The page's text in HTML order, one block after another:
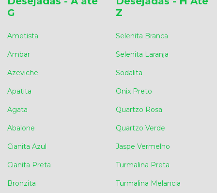
G
Ametista
Ambar
Azeviche
Apatita
Agata
Abalone
Cianita Azul
Cianita Preta
Bronzita
Z
Selenita Branca
Selenita Laranja
Sodalita
Onix Preto
Quartzo Rosa
Quartzo Verde
Jaspe Vermelho
Turmalina Preta
Turmalina Melancia